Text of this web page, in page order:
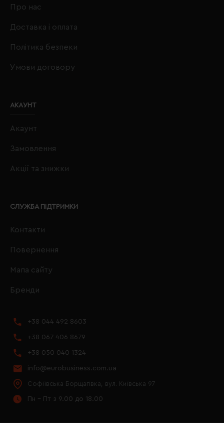
Про нас
Доставка і оплата
Політика безпеки
Умови договору
АКАУНТ
Акаунт
Замовлення
Акції та знижки
СЛУЖБА ПІДТРИМКИ
Контакти
Повернення
Мапа сайту
Бренди
+38 044 492 8603
+38 067 406 8679
+38 050 040 1324
info@eurobusiness.com.ua
Софіївська Борщагівка, вул. Київська 97
Пн - Пт з 9.00 до 18.00